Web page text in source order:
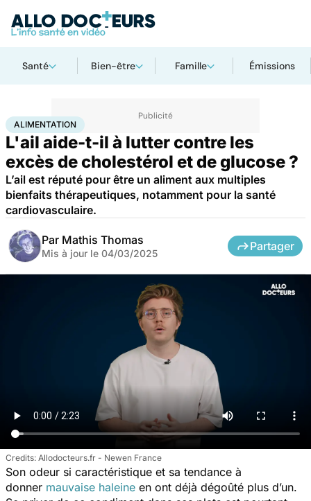
Santé Bien-être Famille Émissions
AccueilBien-être Nutrition Alimentation
ALIMENTATION
L'ail aide-t-il à lutter contre les
excès de cholestérol et de glucose ?
L’ail est réputé pour être un aliment aux multiples
bienfaits thérapeutiques, notamment pour la santé
cardiovasculaire.
Par Mathis Thomas
Mis à jour le 04/03/2025
Partager
Allodocteurs.fr - Newen France
Son odeur si caractéristique et sa tendance à
donner mauvaise haleine en ont déjà dégoûté plus d’un.